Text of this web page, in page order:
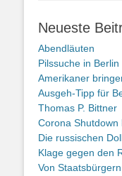
Neueste
Abendläuten
Pilssuche in Berlin
Amerikaner
Ausgeh-Tipp für
Thomas P. Bittner
Corona Shutdown
Die russischen
Klage gegen den
Von